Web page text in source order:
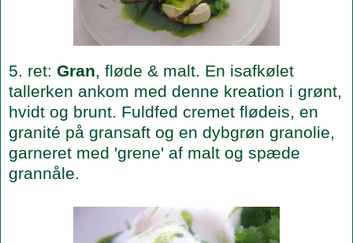
5. ret: Gran, fløde & malt. En isafkølet
tallerken ankom med denne kreation i grønt,
hvidt og brunt. Fuldfed cremet flødeis, en
granité på gransaft og en dybgrøn granolie,
garneret med 'grene' af malt og spæde
grannåle.